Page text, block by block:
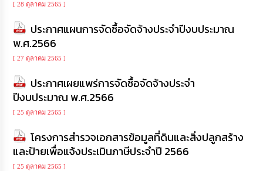
[ 28 ตุลาคม 2565 ]
ประกาศแผนการจัดซื้อจัดจ้างประจำปีงบประมาณ
พ.ศ.2566
[ 27 ตุลาคม 2565 ]
ประกาศเผยแพร่การจัดซื้อจัดจ้างประจำ
ปีงบประมาณ พ.ศ.2566
[ 25 ตุลาคม 2565 ]
โครงการสำรวจเอกสารข้อมูลที่ดินและสิ่งปลูกสร้าง
และป้ายเพื่อแจ้งประเมินภาษีประจำปี 2566
[ 25 ตุลาคม 2565 ]